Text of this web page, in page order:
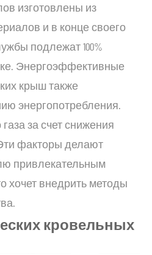
изготовлены из
и в конце своего
подлежат 100%
Энергоэффективные
крыш также
энергопотребления.
за счет снижения
факторы делают
привлекательным
хочет внедрить методы
кровельных